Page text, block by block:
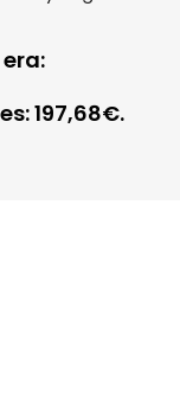
197,68€.